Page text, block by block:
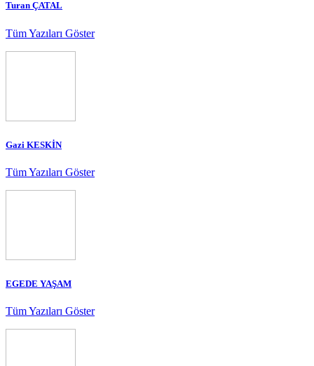
Turan ÇATAL
Tüm Yazıları Göster
Gazi KESKİN
Tüm Yazıları Göster
EGEDE YAŞAM
Tüm Yazıları Göster